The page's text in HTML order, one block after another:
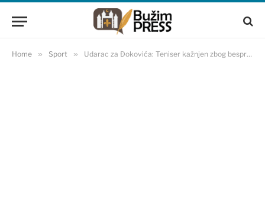
Home » Sport » Udarac za Đokovića: Teniser kažnjen zbog bespravne gradnje